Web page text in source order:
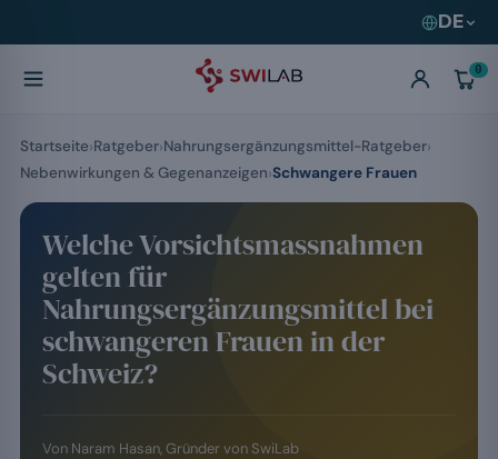
DE
0
Welche Vorsichtsmassnahmen
gelten für
Nahrungsergänzungsmittel bei
schwangeren Frauen in der
Schweiz?
Von Naram Hasan, Gründer von SwiLab
Startseite Ratgeber Nahrungsergänzungsmittel-Ratgeber
Nebenwirkungen & Gegenanzeigen Schwangere Frauen